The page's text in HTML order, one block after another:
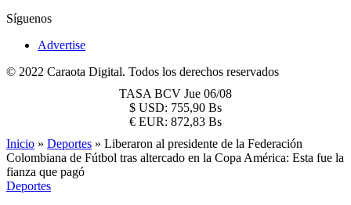
Síguenos
Advertise
© 2022 Caraota Digital. Todos los derechos reservados
TASA BCV Jue 06/08
$ USD: 755,90 Bs
€ EUR: 872,83 Bs
Inicio » Deportes » Liberaron al presidente de la Federación
Colombiana de Fútbol tras altercado en la Copa América: Esta fue la
fianza que pagó
Deportes